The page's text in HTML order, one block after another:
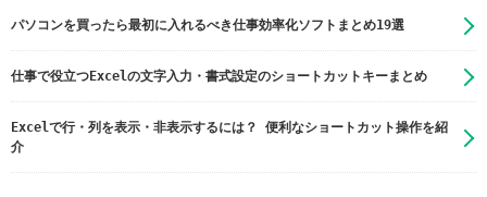
パソコンを買ったら最初に入れるべき仕事効率化ソフトまとめ19選
仕事で役立つExcelの文字入力・書式設定のショートカットキーまとめ
Excelで行・列を表示・非表示するには？ 便利なショートカット操作を紹
介